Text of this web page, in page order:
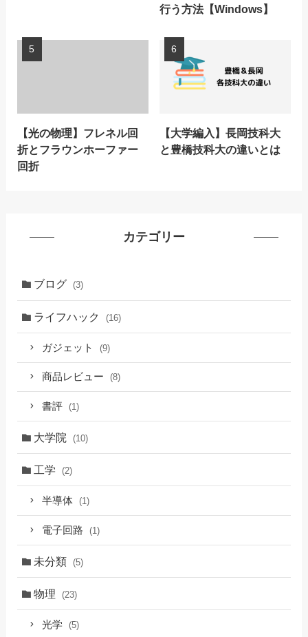
行う方法【Windows】
【光の物理】フレネル回
折とフラウンホーファー
回折
【大学編入】長岡技科大
と豊橋技科大の違いとは
カテゴリー
ブログ (3)
ライフハック (16)
ガジェット (9)
商品レビュー (8)
書評 (1)
大学院 (10)
工学 (2)
半導体 (1)
電子回路 (1)
未分類 (5)
物理 (23)
光学 (5)